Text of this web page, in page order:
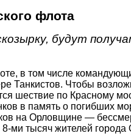
флота
будут
в том числе
Танкистов. Чтобы
шествие по Красному
в память о погибших
на Орловщине —
ми тысяч жителей города